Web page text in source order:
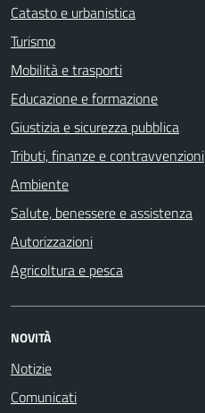
Catasto e urbanistica
Turismo
Mobilità e trasporti
Educazione e formazione
Giustizia e sicurezza pubblica
Tributi, finanze e contravvenzioni
Ambiente
Salute, benessere e assistenza
Autorizzazioni
Agricoltura e pesca
NOVITÀ
Notizie
Comunicati